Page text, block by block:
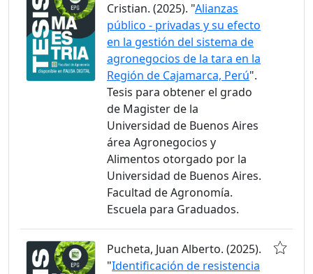
Cristian. (2025). "Alianzas
público - privadas y su efecto
en la gestión del sistema de
agronegocios de la tara en la
Región de Cajamarca, Perú".
Tesis para obtener el grado
de Magister de la
Universidad de Buenos Aires
área Agronegocios y
Alimentos otorgado por la
Universidad de Buenos Aires.
Facultad de Agronomía.
Escuela para Graduados.
Pucheta, Juan Alberto. (2025).
"Identificación de resistencia